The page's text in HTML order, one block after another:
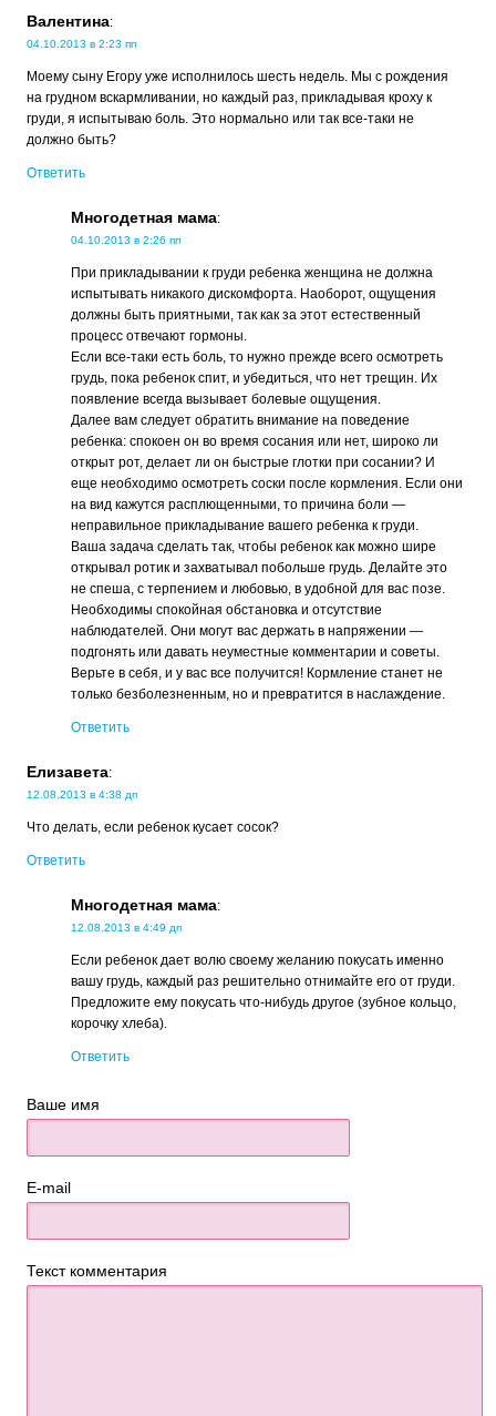
Валентина:
04.10.2013 в 2:23 пп
Моему сыну Егору уже исполнилось шесть недель. Мы с рождения
на грудном вскармливании, но каждый раз, прикладывая кроху к
груди, я испытываю боль. Это нормально или так все-таки не
должно быть?
Ответить
Многодетная мама:
04.10.2013 в 2:26 пп
При прикладывании к груди ребенка женщина не должна
испытывать никакого дискомфорта. Наоборот, ощущения
должны быть приятными, так как за этот естественный
процесс отвечают гормоны.
Если все-таки есть боль, то нужно прежде всего осмотреть
грудь, пока ребенок спит, и убедиться, что нет трещин. Их
появление всегда вызывает болевые ощущения.
Далее вам следует обратить внимание на поведение
ребенка: спокоен он во время сосания или нет, широко ли
открыт рот, делает ли он быстрые глотки при сосании? И
еще необходимо осмотреть соски после кормления. Если они
на вид кажутся расплющенными, то причина боли —
неправильное прикладывание вашего ребенка к груди.
Ваша задача сделать так, чтобы ребенок как можно шире
открывал ротик и захватывал побольше грудь. Делайте это
не спеша, с терпением и любовью, в удобной для вас позе.
Необходимы спокойная обстановка и отсутствие
наблюдателей. Они могут вас держать в напряжении —
подгонять или давать неуместные комментарии и советы.
Верьте в себя, и у вас все получится! Кормление станет не
только безболезненным, но и превратится в наслаждение.
Ответить
Елизавета:
12.08.2013 в 4:38 дп
Что делать, если ребенок кусает сосок?
Ответить
Многодетная мама:
12.08.2013 в 4:49 дп
Если ребенок дает волю своему желанию покусать именно
вашу грудь, каждый раз решительно отнимайте его от груди.
Предложите ему покусать что-нибудь другое (зубное кольцо,
корочку хлеба).
Ответить
Ваше имя
E-mail
Текст комментария